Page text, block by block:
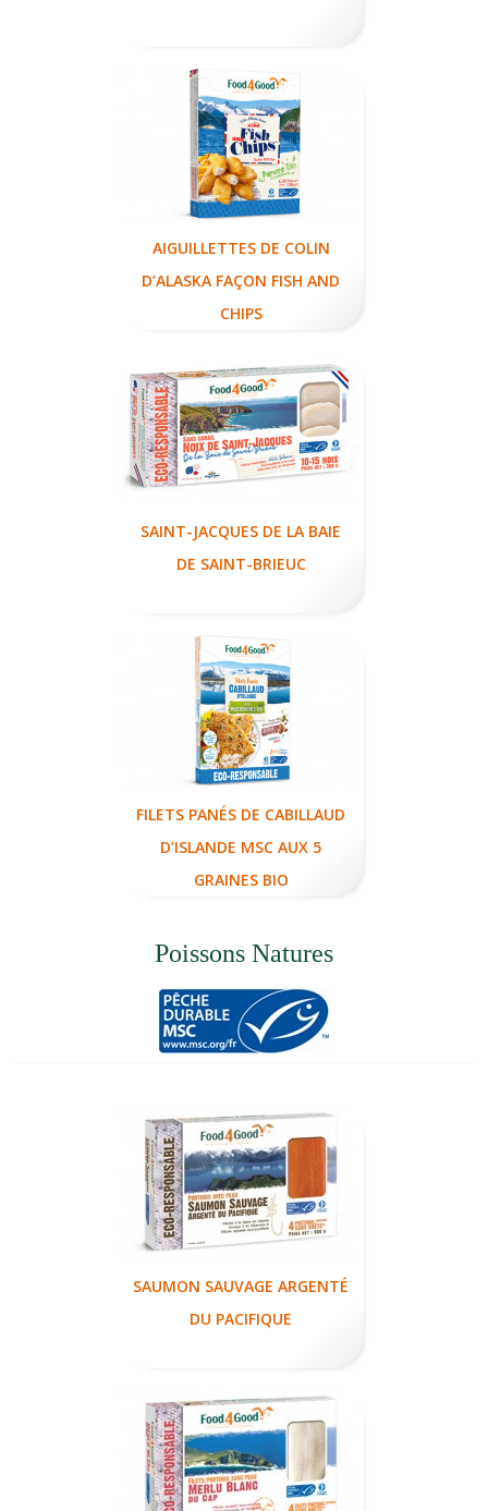
AIGUILLETTES DE COLIN
D’ALASKA FAÇON FISH AND
CHIPS
SAINT-JACQUES DE LA BAIE
DE SAINT-BRIEUC
FILETS PANÉS DE CABILLAUD
D’ISLANDE MSC AUX 5
GRAINES BIO
Poissons Natures
SAUMON SAUVAGE ARGENTÉ
DU PACIFIQUE